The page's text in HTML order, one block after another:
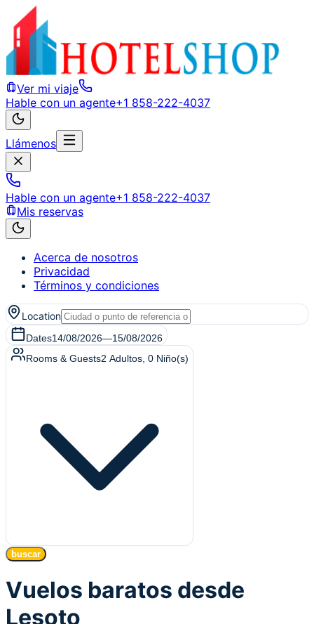
Ver mi viaje
Hable con un agente+1 858-222-4037
Llámenos
Hable con un agente+1 858-222-4037
Mis reservas
Acerca de nosotros
Privacidad
Términos y condiciones
Location
Dates14/08/2026—15/08/2026
Rooms & Guests2 Adultos 0 Niño(s)
buscar
Vuelos baratos desde
Lesoto